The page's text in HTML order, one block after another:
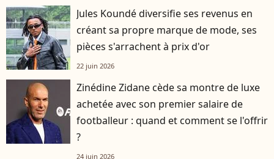
Jules Koundé diversifie ses revenus en
créant sa propre marque de mode, ses
pièces s'arrachent à prix d'or
22 juin 2026
Zinédine Zidane cède sa montre de luxe
achetée avec son premier salaire de
footballeur : quand et comment se l'offrir
?
24 juin 2026